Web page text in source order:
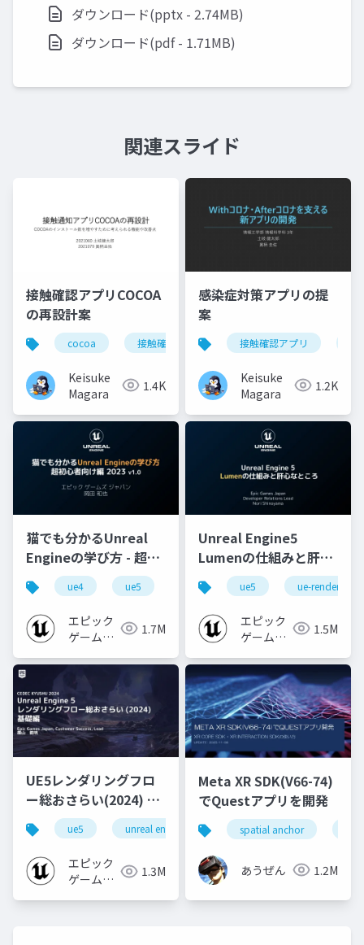
ダウンロード(pptx - 2.74MB)
ダウンロード(pdf - 1.71MB)
関連スライド
接触確認アプリCOCOA
の再設計案
cocoa 接触確認アプリ corona コロナ
Keisuke
Magara
1.4K
感染症対策アプリの提
案
接触確認アプリ
Keisuke
Magara
1.2K
猫でも分かるUnreal
Engineの学び方 - 超初
心者向け編 - 2023 v1.0
ue4 ue5 ue-beginner
エピック
ゲームズ
1.7M
Unreal Engine5
Lumenの仕組みと肝心
なところ
ue5 ue-rendering
エピック
ゲームズ
1.5M
UE5レンダリングフロ
ー総おさらい(2024) 基
礎編！
[CEDEC+KYUSHU
2024]
ue5 unreal engine ue-rendering
エピック
ゲームズ
1.3M
Meta XR SDK(V66-74)
でQuestアプリを開発
spatial anchor
あうぜん 1.2M